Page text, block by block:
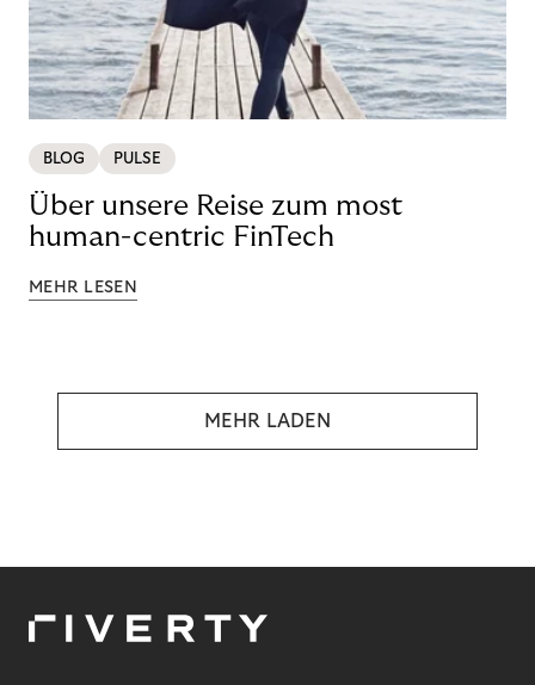
BLOG PULSE
Über unsere Reise zum most
human-centric FinTech
MEHR LESEN
MEHR LADEN